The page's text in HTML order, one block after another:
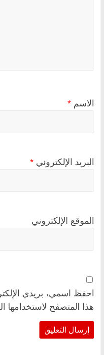
الاسم *
البريد الإلكتروني *
الموقع الإلكتروني
احفظ اسمي، بريدي
هذا المتصفح لاستخدامها